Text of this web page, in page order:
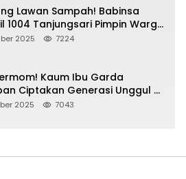
Lawan Sampah! Babinsa
1004 Tanjungsari Pimpin Warga
Gorong-Gorong & Plastik
2025 7224
Kaum Ibu Garda
Ciptakan Generasi Unggul di
2025 7043